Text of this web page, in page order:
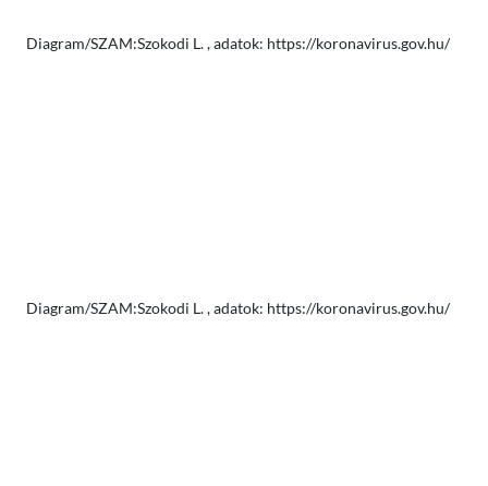
Diagram/SZAM:Szokodi L. , adatok: https://koronavirus.gov.hu/
Diagram/SZAM:Szokodi L. , adatok: https://koronavirus.gov.hu/